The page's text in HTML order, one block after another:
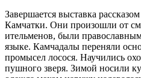
Завершается выставка
Камчатки. Они произошли от
ительменов, были
языке. Камчадалы переняли
промысел лосося. Научились
пушного зверя. Зимой носили